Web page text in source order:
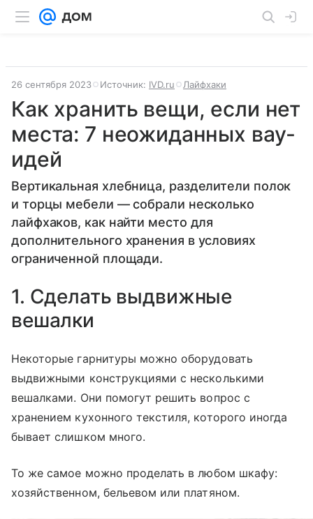
26 сентября 2023 Источник: IVD.ru Лайфхаки
Как хранить вещи, если нет
места: 7 неожиданных вау-
идей
Вертикальная хлебница, разделители полок
и торцы мебели — собрали несколько
лайфхаков, как найти место для
дополнительного хранения в условиях
ограниченной площади.
1. Сделать выдвижные
вешалки
Некоторые гарнитуры можно оборудовать
выдвижными конструкциями с несколькими
вешалками. Они помогут решить вопрос с
хранением кухонного текстиля, которого иногда
бывает слишком много.
То же самое можно проделать в любом шкафу:
хозяйственном, бельевом или платяном.